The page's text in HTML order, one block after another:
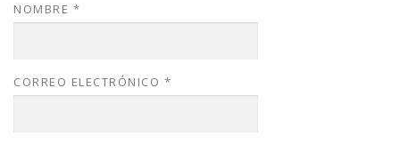
NOMBRE *
CORREO ELECTRÓNICO *